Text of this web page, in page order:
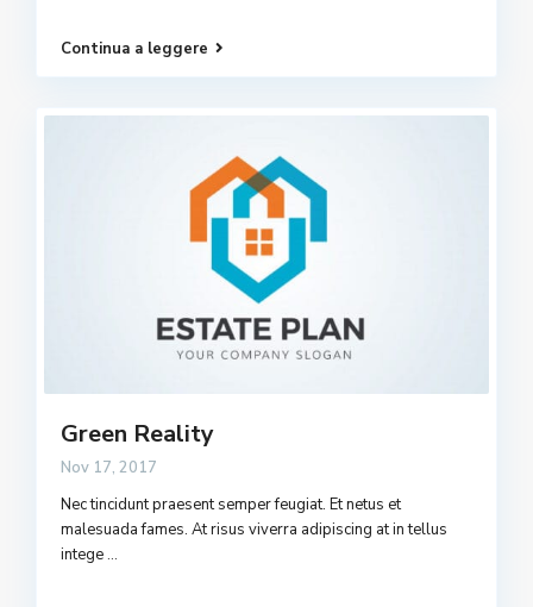
Continua a leggere
Green Reality
Nov 17, 2017
Nec tincidunt praesent semper feugiat. Et netus et
malesuada fames. At risus viverra adipiscing at in tellus
intege...